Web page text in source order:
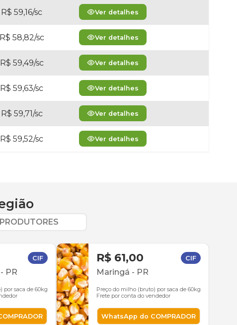
R$ 59,16/sc Ver detalhes
R$ 58,82/sc Ver detalhes
R$ 59,49/sc Ver detalhes
R$ 59,63/sc Ver detalhes
R$ 59,71/sc Ver detalhes
R$ 59,52/sc Ver detalhes
CIF
- PR
por saca de 60kg
R$ 61,00 CIF
Maringá - PR
Preço do milho (bruto) por saca de 60kg
Frete por conta do vendedor
WhatsApp do COMPRADOR